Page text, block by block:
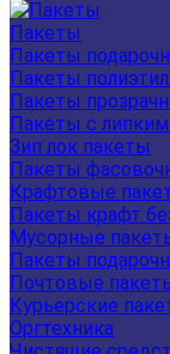
Пакеты
Пакеты
Пакеты
Пакеты
Пакеты с
Зип лок пакеты
Пакеты
Крафтовые
Пакеты крафт
Мусорные
Пакеты
Почтовые
Курьерские
Оргтехника